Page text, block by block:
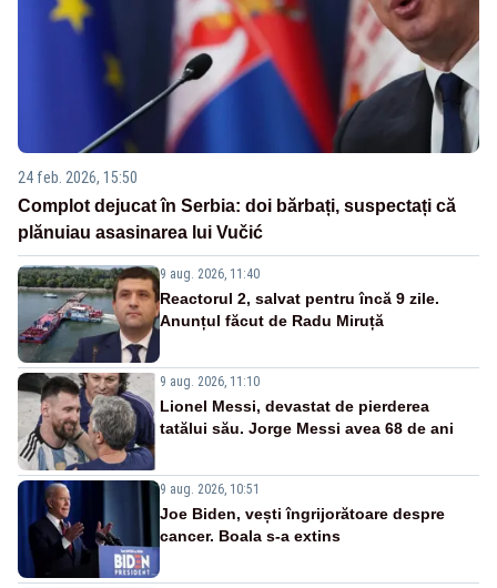
24 feb. 2026, 15:50
Complot dejucat în Serbia: doi bărbați, suspectați că
plănuiau asasinarea lui Vučić
9 aug. 2026, 11:40
Reactorul 2, salvat pentru încă 9 zile.
Anunțul făcut de Radu Miruță
9 aug. 2026, 11:10
Lionel Messi, devastat de pierderea
tatălui său. Jorge Messi avea 68 de ani
9 aug. 2026, 10:51
Joe Biden, vești îngrijorătoare despre
cancer. Boala s-a extins